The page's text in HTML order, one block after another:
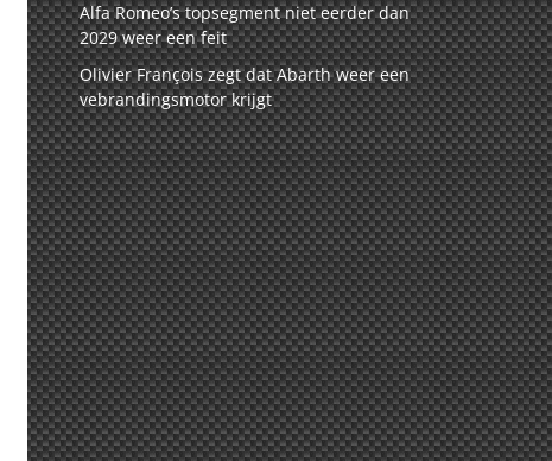
Alfa Romeo’s topsegment niet eerder dan
2029 weer een feit
Olivier François zegt dat Abarth weer een
vebrandingsmotor krijgt